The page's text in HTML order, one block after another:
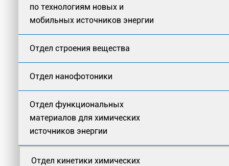
по технологиям новых и
мобильных источников энергии
Отдел строения вещества
Отдел нанофотоники
Отдел функциональных
материалов для химических
источников энергии
Отдел кинетики химических